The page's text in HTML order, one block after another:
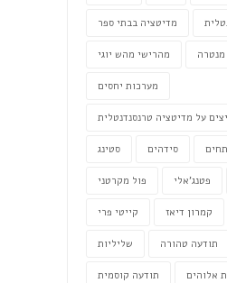
מדיטציה בבתי ספר
מהרישי מהש יוגי מנטרה
מערכות יחסים
על מדיטציה טרנסנדנטלית
סטינג סידהים
פול מקרטני פטנג'אלי
קייטי פרי קמרון דיאז
שליליות תודעה טהורה
תודעה קוסמית אלוהים